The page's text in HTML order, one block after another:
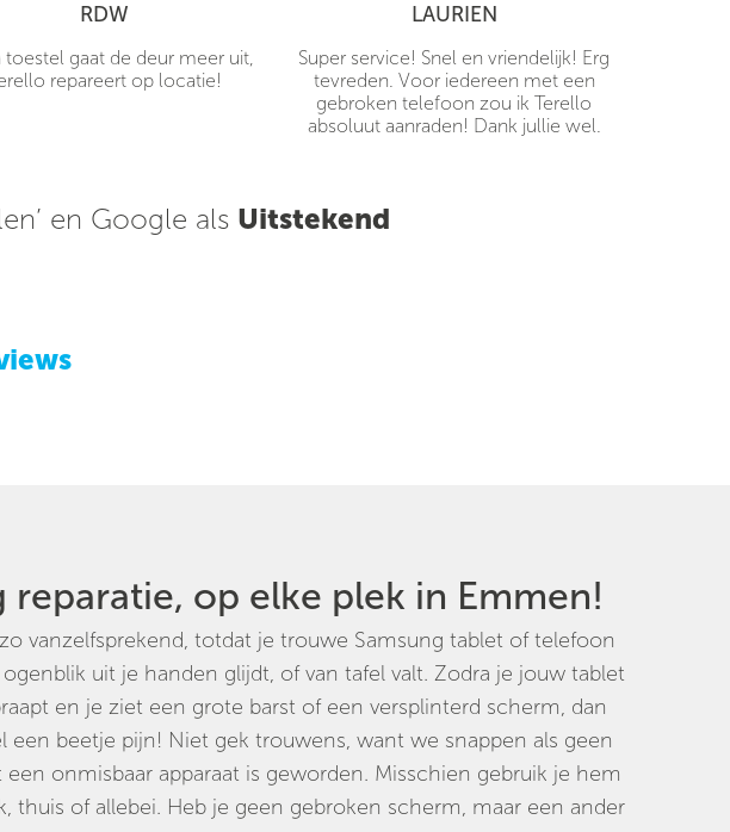
RDW
toestel gaat de deur meer uit,
repareert op locatie!
LAURIEN
Super service! Snel en vriendelijk! Erg
tevreden. Voor iedereen met een
gebroken telefoon zou ik Terello
absoluut aanraden! Dank jullie wel.
en Google als Uitstekend
reparatie, op elke plek in Emmen!
vanzelfsprekend, totdat je trouwe Samsung tablet of telefoon
uit je handen glijdt, of van tafel valt. Zodra je jouw tablet
en je ziet een grote barst of een versplinterd scherm, dan
een beetje pijn! Niet gek trouwens, want we snappen als geen
een onmisbaar apparaat is geworden. Misschien gebruik je hem
thuis of allebei. Heb je geen gebroken scherm, maar een ander